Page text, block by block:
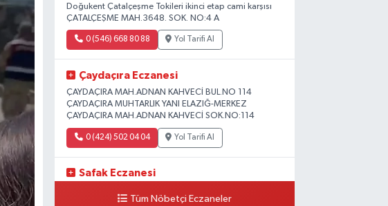
Doğukent Çatalçeşme Tokileri ikinci etap cami karşısı
ÇATALÇEŞME MAH.3648. SOK. NO:4 A
0 (546) 668 80 88 Yol Tarifi Al
Çaydaçıra Eczanesi
ÇAYDAÇIRA MAH.ADNAN KAHVECİ BUL.NO 114
ÇAYDAÇIRA MUHTARLIK YANI ELAZIĞ-MERKEZ
ÇAYDAÇIRA MAH.ADNAN KAHVECİ SOK.NO:114
0 (424) 502 04 04 Yol Tarifi Al
Safak Eczanesi
Tüm Nöbetçi Eczaneler